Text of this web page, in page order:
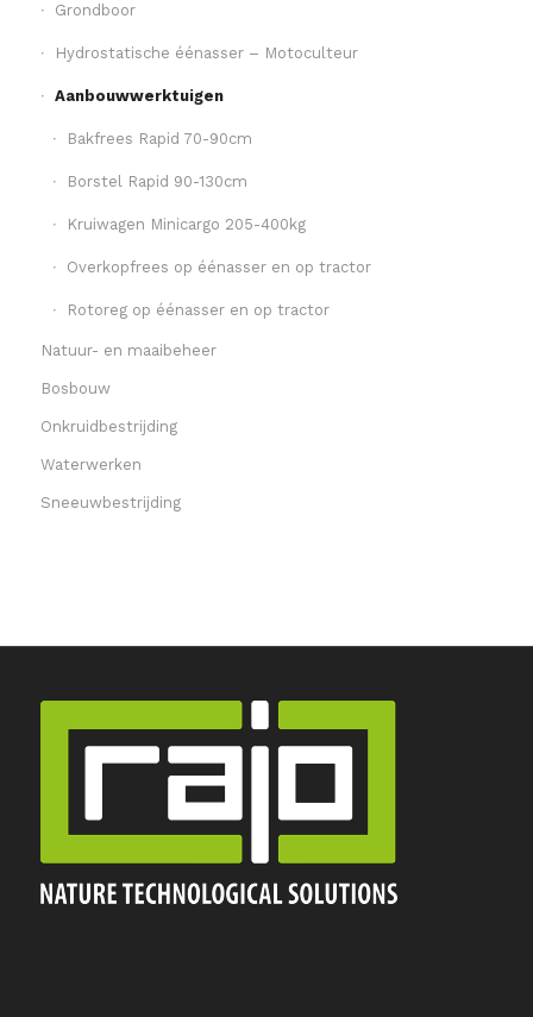
Grondboor
Hydrostatische éénasser – Motoculteur
Aanbouwwerktuigen
Bakfrees Rapid 70-90cm
Borstel Rapid 90-130cm
Kruiwagen Minicargo 205-400kg
Overkopfrees op éénasser en op tractor
Rotoreg op éénasser en op tractor
Natuur- en maaibeheer
Bosbouw
Onkruidbestrijding
Waterwerken
Sneeuwbestrijding